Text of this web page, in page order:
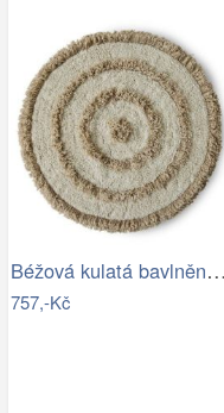
Béžová kulatá bavlněná koupelnová…
757,-Kč